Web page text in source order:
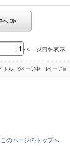
へ≫
ページ目を表示
トル 9ページ中 1ページ目
のページのトップへ